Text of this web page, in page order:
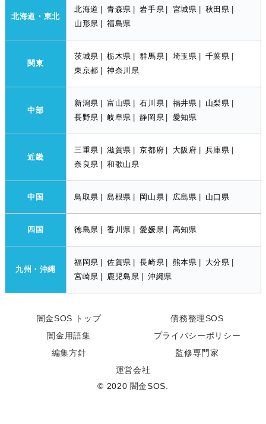
北海道・東北
北海道 青森県 岩手県 宮城県 秋田県
山形県
福島県
関東
茨城県 栃木県 群馬県 埼玉県 千葉県
東京都
神奈川県
中部
新潟県 富山県 石川県 福井県 山梨県
長野県
岐阜県 静岡県 愛知県
近畿
三重県 滋賀県 京都府 大阪府 兵庫県
奈良県
和歌山県
中国 鳥取県 島根県 岡山県 広島県 山口県
四国 徳島県 香川県 愛媛県 高知県
九州・沖縄
福岡県 佐賀県 長崎県 熊本県 大分県
宮崎県
鹿児島県 沖縄県
闇金SOS トップ
債務整理SOS
闇金用語集
プライバシーポリシー
編集方針
監修専門家
運営会社
© 2020 闇金SOS.